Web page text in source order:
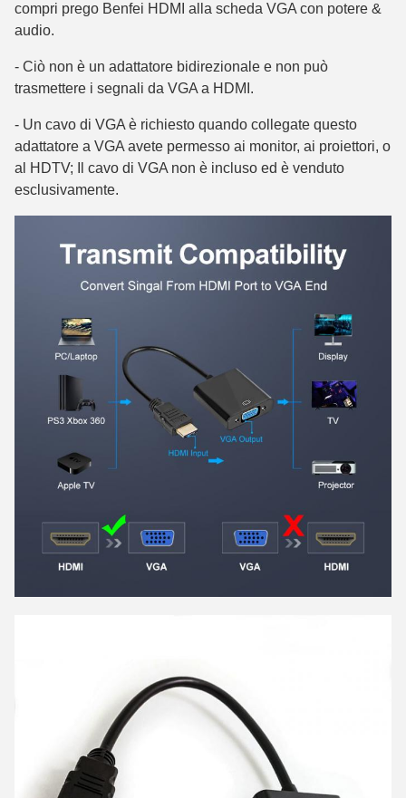
compri prego Benfei HDMI alla scheda VGA con potere &
audio.
- Ciò non è un adattatore bidirezionale e non può
trasmettere i segnali da VGA a HDMI.
- Un cavo di VGA è richiesto quando collegate questo
adattatore a VGA avete permesso ai monitor, ai proiettori, o
al HDTV; Il cavo di VGA non è incluso ed è venduto
esclusivamente.